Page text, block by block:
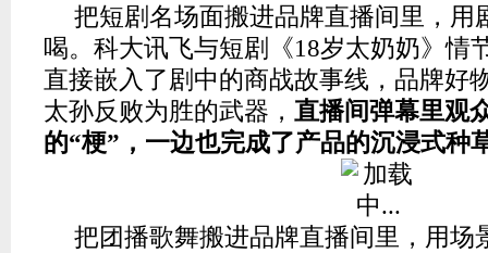
把短剧名场面搬进品牌直播间里，用
喝。科大讯飞与短剧《18岁太奶奶》情
直接嵌入了剧中的商战故事线，品牌好
太孙反败为胜的武器， 直播间弹幕里观
的“梗”，一边也完成了产品的沉浸式
把团播歌舞搬进品牌直播间里，用场